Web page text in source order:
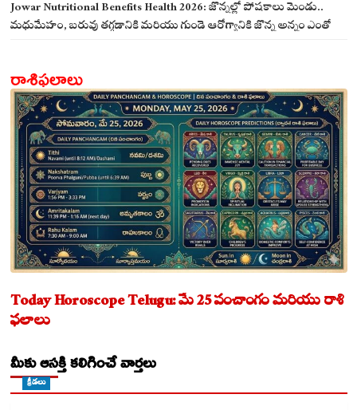
Jowar Nutritional Benefits Health 2026: జొన్నల్లో పోషకాలు మెండు..
మధుమేహం, బరువు తగ్గడానికి మరియు గుండె ఆరోగ్యానికి జొన్న అన్నం ఎంతో
రాశిఫలాలు
Today Horoscope Telugu: మే 25 పంచాంగం మరియు రాశి
ఫలాలు
మీకు ఆసక్తి కలిగించే వార్తలు
క్రీడలు